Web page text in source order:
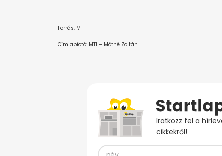
Forrás: MTI
Címlapfotó: MTI – Máthé Zoltán
Iratkozz fel a
cikkekről!